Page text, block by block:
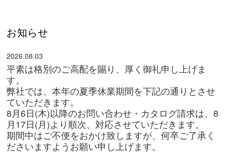
お知らせ
2026.08.03
平素は格別のご高配を賜り、厚く御礼申し上げま
す。
弊社では、本年の夏季休業期間を下記の通りとさせ
ていただきます。
8月6日(木)以降のお問い合わせ・カタログ請求は、8
月17日(月)より順次、対応させていただきます。
期間中はご不便をおかけ致しますが、何卒ご了承く
ださいますようお願い申し上げます。